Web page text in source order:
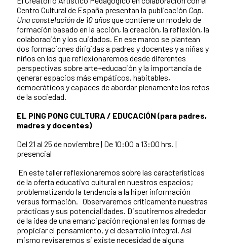
Centro Cultural de España presentan la publicación Cap.
Una constelación de 10 añosque contiene un modelo de
formación basado en la acción, la creación, la reflexión, la
colaboración y los cuidados. En ese marco se plantean
dos formaciones dirigidas a padres y docentes y a niñas y
niños en los que reflexionaremos desde diferentes
perspectivas sobre arte+educación y la importancia de
generar espacios más empáticos, habitables,
democráticos y capaces de abordar plenamente los retos
de la sociedad.
EL PING PONG CULTURA / EDUCACIÓN (para padres,
madres y docentes)
Del 21 al 25 de noviembre | De 10:00 a 13:00 hrs. |
presencial
En este taller reflexionaremos sobre las características
de la oferta educativo cultural en nuestros espacios;
problematizando la tendencia a la hiper información
versus formación. Observaremos críticamente nuestras
prácticas y sus potencialidades. Discutiremos alrededor
de la idea de una emancipación regional en las formas de
propiciar el pensamiento, y el desarrollo integral. Así
mismo revisaremos si existe necesidad de alguna